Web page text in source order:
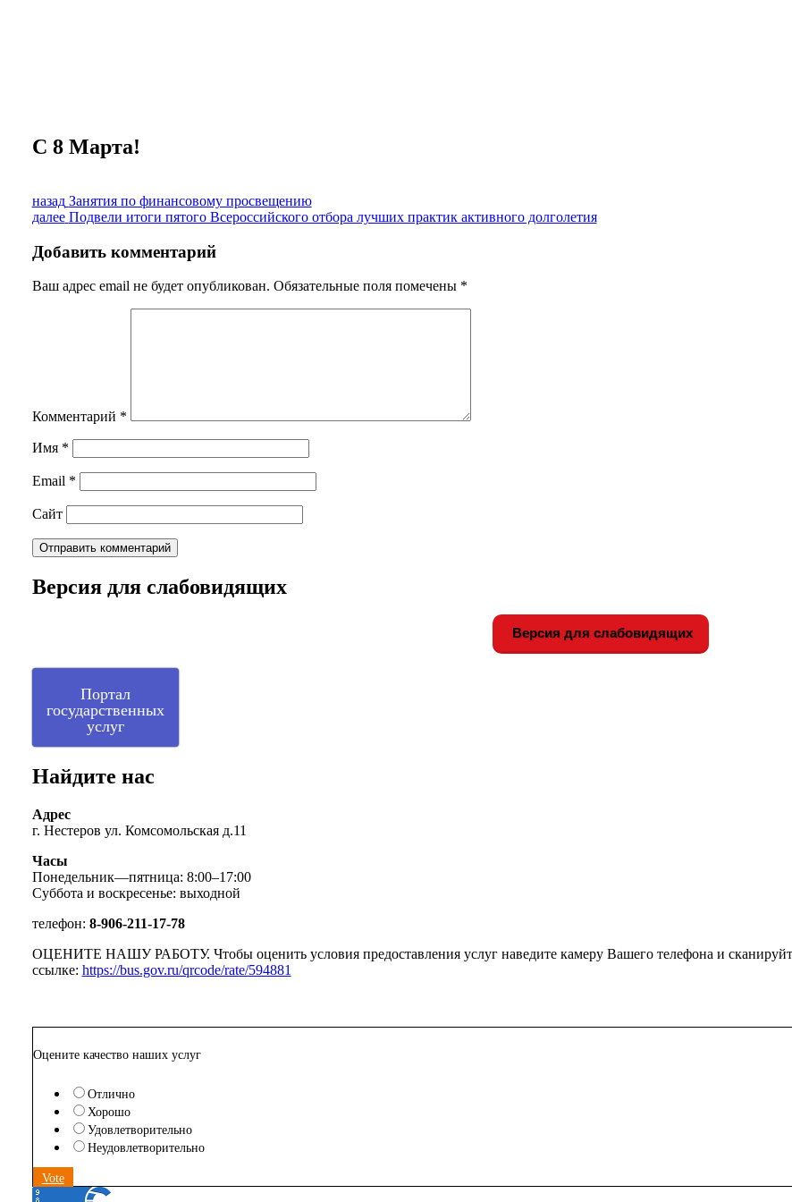
С 8 Марта!
Навигация
по
записям
назад Предыдущая
запись:
Занятия по финансовому просвещению
далее Следующая
Подвели итоги пятого Всероссийского отбора лучших практик активного долголетия
Добавить комментарий
Ваш адрес email не будет опубликован. Обязательные поля помечены *
Комментарий *
Имя *
Email *
Сайт
Версия для слабовидящих
Версия для слабовидящих
Портал
государственных
услуг
Найдите нас
Адрес
г. Нестеров ул. Комсомольская д.11
Часы
Понедельник—пятница: 8:00–17:00
Суббота и воскресенье: выходной
телефон: 8-906-211-17-78
ОЦЕНИТЕ НАШУ РАБОТУ. Чтобы оценить условия предоставления услуг наведите камеру Вашего телефона и
ссылке: https://bus.gov.ru/qrcode/rate/594881
Оцените качество наших услуг
Отлично
Хорошо
Удовлетворительно
Неудовлетворительно
Vote